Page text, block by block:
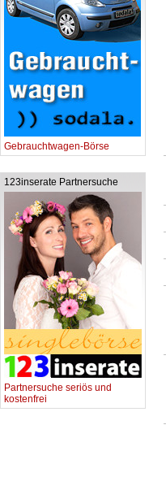
Gebrauchtwagen-Börse
123inserate Partnersuche
Partnersuche seriös und
kostenfrei